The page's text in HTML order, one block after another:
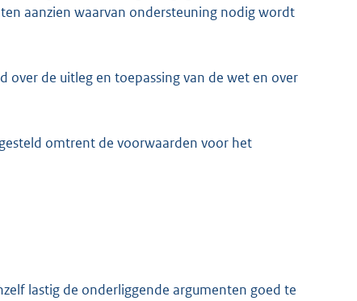
aanzien waarvan ondersteuning nodig wordt
over de uitleg en toepassing van de wet en over
omtrent de voorwaarden voor het
lastig de onderliggende argumenten goed te